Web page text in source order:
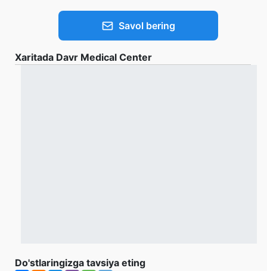
Savol bering
Xaritada Davr Medical Center
Do'stlaringizga tavsiya eting